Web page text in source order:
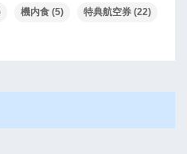
機内食 (5) 特典航空券 (22)